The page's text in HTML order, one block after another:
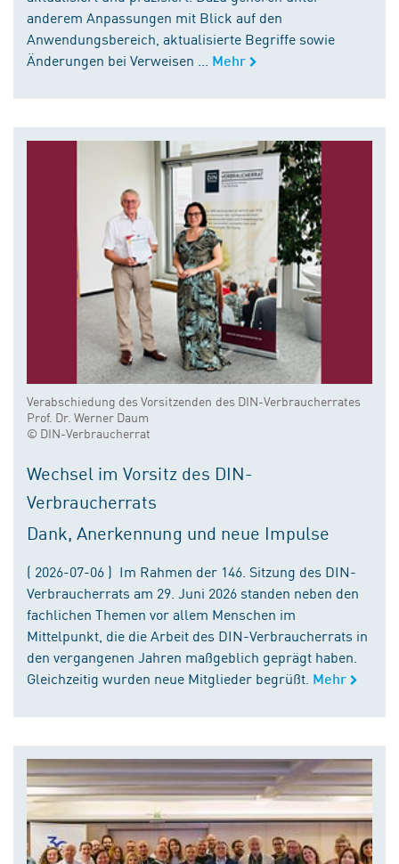
anderem Anpassungen mit Blick auf den
Anwendungsbereich, aktualisierte Begriffe sowie
Änderungen bei Verweisen ...
Mehr
Verabschiedung des Vorsitzenden des DIN-Verbraucherrates
Prof. Dr. Werner Daum
© DIN-Verbraucherrat
Wechsel im Vorsitz des DIN-
Verbraucherrats
Dank, Anerkennung und neue Impulse
( 2026-07-06 ) Im Rahmen der 146. Sitzung des DIN-
Verbraucherrats am 29. Juni 2026 standen neben den
fachlichen Themen vor allem Menschen im
Mittelpunkt, die die Arbeit des DIN-Verbraucherrats in
den vergangenen Jahren maßgeblich geprägt haben.
Gleichzeitig wurden neue Mitglieder begrüßt. Mehr